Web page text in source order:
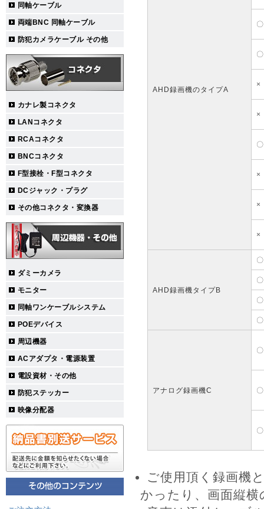
同軸ケーブル
両端BNC 同軸ケーブル
防犯カメラケーブル その他
カナレ製コネクタ
LANコネクタ
RCAコネクタ
BNCコネクタ
F型接栓・F型コネクタ
DCジャック・プラグ
その他コネクタ・変換器
ダミーカメラ
モニター
同軸ワンケーブルシステム
POEデバイス
周辺機器
ACアダプタ・電源装置
電設資材・その他
防犯ステッカー
映像分配器
AHD録画機のタイプA
〇
〇
×
×
〇
×
×
×
AHD録画機タイプB
〇
〇
〇
〇
アナログ録画機C
〇
〇
〇
ご使用頂く録画機
かったり、画面縦